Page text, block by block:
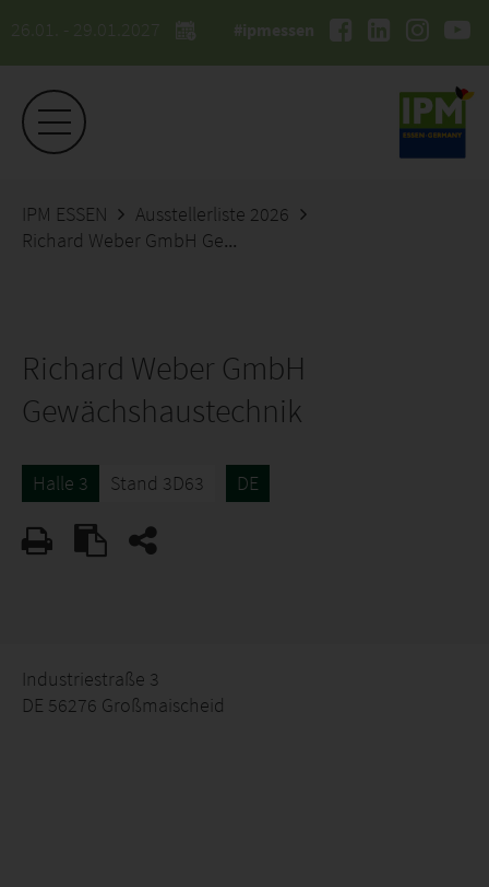
26.01. - 29.01.2027 #ipmessen
IPM ESSEN
Ausstellerliste 2026
Richard Weber GmbH Gewächshaustechnik
Richard Weber GmbH
Gewächshaustechnik
Halle 3 Stand 3D63 DE
Industriestraße 3
DE 56276 Großmaischeid